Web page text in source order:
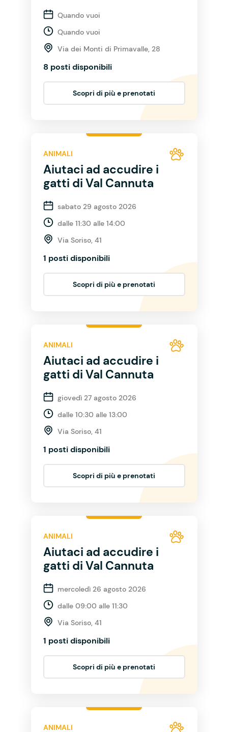
Quando vuoi
Quando vuoi
Via dei Monti di Primavalle, 28
8 posti disponibili
Scopri di più e prenotati
ANIMALI
Aiutaci ad accudire i
gatti di Val Cannuta
sabato 29 agosto 2026
dalle 11:30 alle 14:00
Via Soriso, 41
1 posti disponibili
Scopri di più e prenotati
ANIMALI
Aiutaci ad accudire i
gatti di Val Cannuta
giovedì 27 agosto 2026
dalle 10:30 alle 13:00
Via Soriso, 41
1 posti disponibili
Scopri di più e prenotati
ANIMALI
Aiutaci ad accudire i
gatti di Val Cannuta
mercoledì 26 agosto 2026
dalle 09:00 alle 11:30
Via Soriso, 41
1 posti disponibili
Scopri di più e prenotati
ANIMALI